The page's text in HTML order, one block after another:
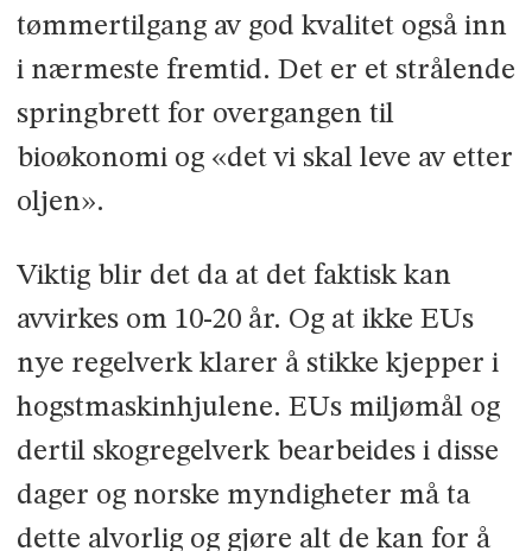
tømmertilgang av god kvalitet også inn
i nærmeste fremtid. Det er et strålende
springbrett for overgangen til
bioøkonomi og «det vi skal leve av etter
oljen».
Viktig blir det da at det faktisk kan
avvirkes om 10-20 år. Og at ikke EUs
nye regelverk klarer å stikke kjepper i
hogstmaskinhjulene. EUs miljømål og
dertil skogregelverk bearbeides i disse
dager og norske myndigheter må ta
dette alvorlig og gjøre alt de kan for å